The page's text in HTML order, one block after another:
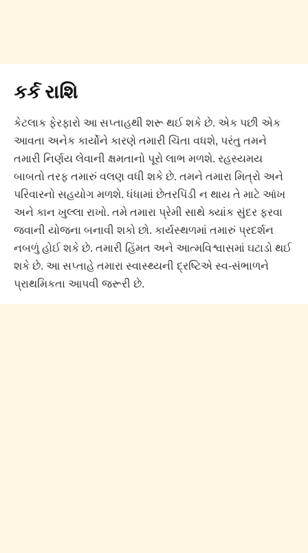
કર્ક રાશિ
કેટલાક ફેરફારો આ સપ્તાહથી શરૂ થઈ શકે છે. એક પછી એક
આવતા અનેક કાર્યોને કારણે તમારી ચિંતા વધશે, પરંતુ તમને
તમારી નિર્ણય લેવાની ક્ષમતાનો પૂરો લાભ મળશે. રહસ્યમય
બાબતો તરફ તમારું વલણ વધી શકે છે. તમને તમારા મિત્રો અને
પરિવારનો સહયોગ મળશે. ધંધામાં છેતરપિંડી ન થાય તે માટે આંખ
અને કાન ખુલ્લા રાખો. તમે તમારા પ્રેમી સાથે ક્યાંક સુંદર ફરવા
જવાની યોજના બનાવી શકો છો. કાર્યસ્થળમાં તમારું પ્રદર્શન
નબળું હોઈ શકે છે. તમારી હિંમત અને આત્મવિશ્વાસમાં ઘટાડો થઈ
શકે છે. આ સપ્તાહે તમારા સ્વાસ્થ્યની દ્રષ્ટિએ સ્વ-સંભાળને
પ્રાથમિકતા આપવી જરૂરી છે.